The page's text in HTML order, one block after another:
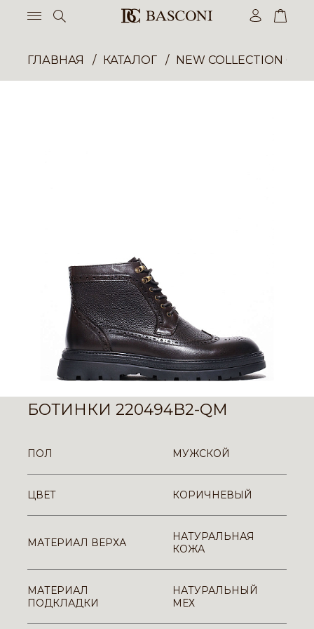
ГЛАВНАЯ КАТАЛОГ NEW COLLECTION
БОТИНКИ 220494B2-QM
ПОЛ МУЖСКОЙ
ЦВЕТ КОРИЧНЕВЫЙ
МАТЕРИАЛ ВЕРХА
НАТУРАЛЬНАЯ
КОЖА
МАТЕРИАЛ
ПОДКЛАДКИ
НАТУРАЛЬНЫЙ
МЕХ